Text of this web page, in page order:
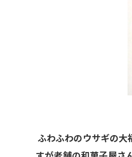
ふわふわのウサギの大